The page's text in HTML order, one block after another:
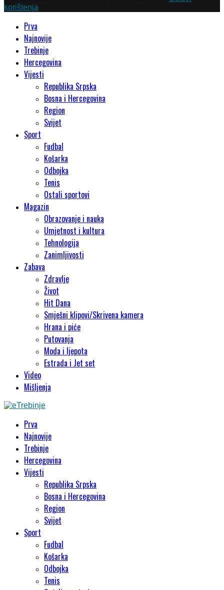
korištenja
Prva
Najnovije
Trebinje
Hercegovina
Vijesti
Republika Srpska
Bosna i Hercegovina
Region
Svijet
Sport
Fudbal
Košarka
Odbojka
Tenis
Ostali sportovi
Magazin
Obrazovanje i nauka
Umjetnost i kultura
Tehnologija
Zanimljivosti
Zabava
Zdravlje
Život
Hit Dana
Smješni klipovi/Skrivena kamera
Hrana i piće
Putovanja
Moda i ljepota
Estrada i Jet set
Video
Mišljenja
Prva
Najnovije
Trebinje
Hercegovina
Vijesti
Republika Srpska
Bosna i Hercegovina
Region
Svijet
Sport
Fudbal
Košarka
Odbojka
Tenis